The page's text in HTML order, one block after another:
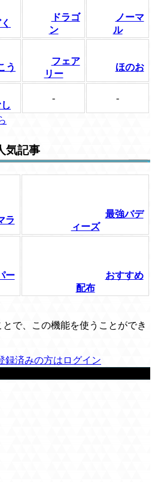
ドラゴ
ン
ノーマ
ル
う
フェア
リー
ほのお
- -
気記事
ラ
最強バデ
ィーズ
ー
おすすめ
配布
で、この機能を使うことができ
録済みの方はログイン